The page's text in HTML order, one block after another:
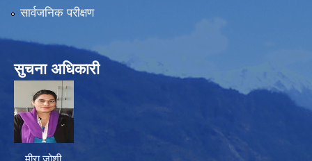
सार्वजनिक परीक्षण
सुचना अधिकारी
मीरा जोशी